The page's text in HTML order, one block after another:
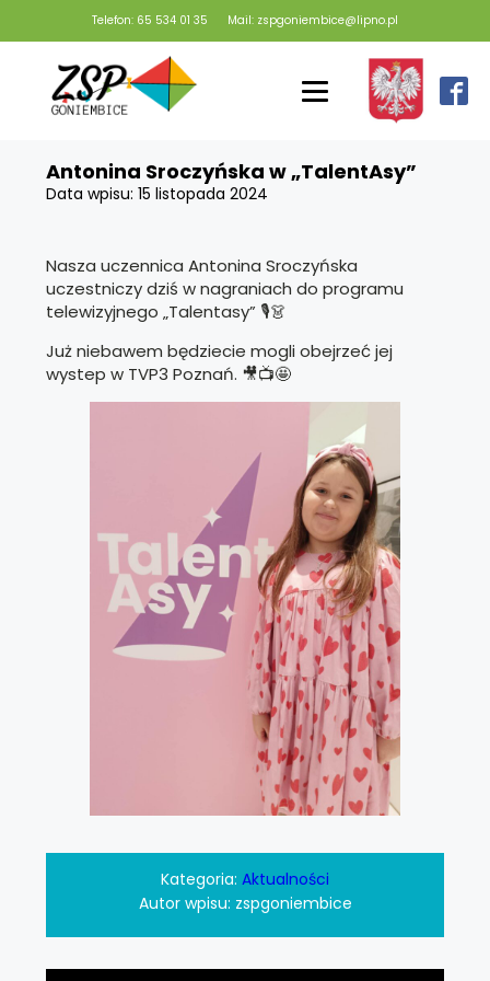
Telefon: 65 534 01 35 Mail: zspgoniembice@lipno.pl
Antonina Sroczyńska w „TalentAsy”
Data wpisu:15 listopada 2024
Nasza uczennica Antonina Sroczyńska
uczestniczy dziś w nagraniach do programu
telewizyjnego „Talentasy” 🎙️👗
Już niebawem będziecie mogli obejrzeć jej
wystep w TVP3 Poznań. 🎥📺🤩
Kategoria: Aktualności
Autor wpisu: zspgoniembice